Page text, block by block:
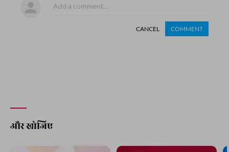
CANCEL COMMENT
और खोजिए